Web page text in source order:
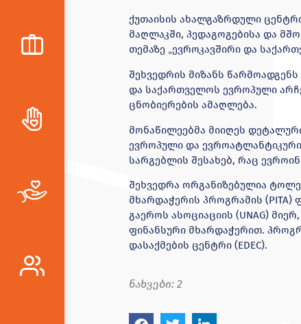
ქუთაისის ახალგაზრდული
მაღლაკში, პედაგოგებისა და
თემაზე „ევროკავშირი და
შეხვედრის მიზანს
და საქართველოს ევროპული
ცნობიერების ამაღლება.
მონაწილეებმა მიიღეს
ევროპული და
სარგებლის შესახებ, რაც
შეხვედრა ორგანიზებულია
მხარდაჭერის პროგრამის
გაეროს ასოციაციის (UNAG)
ფინანსური მხარდაჭერით.
დასაქმების ცენტრი (EDEC).
ნახვები: 2